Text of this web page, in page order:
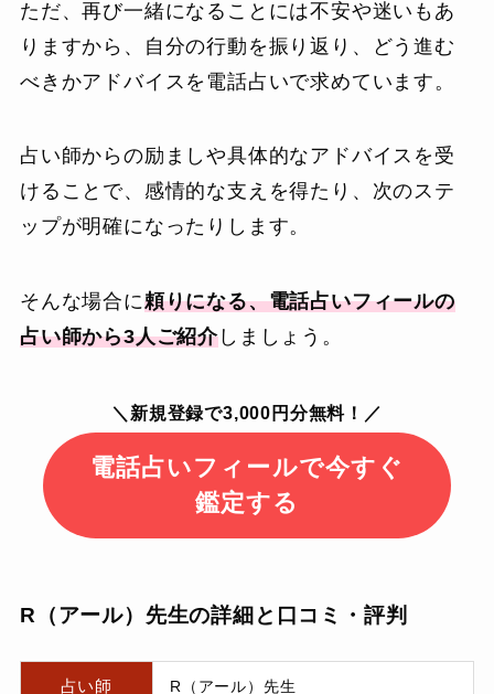
ただ、再び一緒になることには不安や迷いもあ
りますから、自分の行動を振り返り、どう進む
べきかアドバイスを電話占いで求めています。
占い師からの励ましや具体的なアドバイスを受
けることで、感情的な支えを得たり、次のステ
ップが明確になったりします。
そんな場合に頼りになる、電話占いフィールの
占い師から3人ご紹介しましょう。
＼新規登録で3,000円分無料！／
電話占いフィールで今すぐ
鑑定する
R（アール）先生の詳細と口コミ・評判
占い師 R（アール）先生